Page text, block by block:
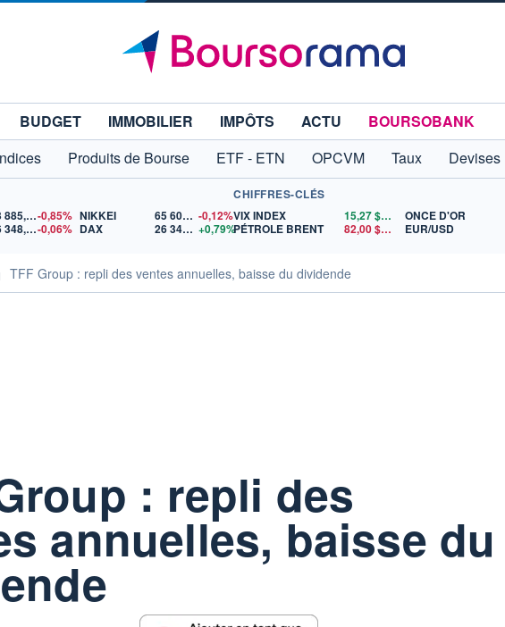
BUDGET IMMOBILIER IMPÔTS ACTU
BOURSOBANK
Produits de Bourse ETF - ETN OPCVM Taux Devises
53 885,10-0,85%
26 348,35-0,06%
NIKKEI 65 606,71 -0,12%
DAX
26 345,35 +0,79%
CHIFFRES-CLÉS
VIX INDEX
15,27$US
PÉTROLE BRENT
82,00$US
ONCE D'OR
EUR/USD
TFF Group : repli des ventes annuelles, baisse du dividende
: repli des
annuelles, baisse du